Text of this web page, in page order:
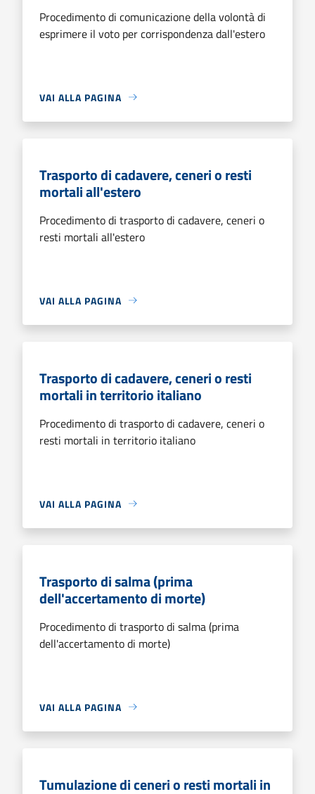
Procedimento di comunicazione della volontà di
esprimere il voto per corrispondenza dall'estero
VAI ALLA PAGINA
Trasporto di cadavere, ceneri o resti
mortali all'estero
Procedimento di trasporto di cadavere, ceneri o
resti mortali all'estero
VAI ALLA PAGINA
Trasporto di cadavere, ceneri o resti
mortali in territorio italiano
Procedimento di trasporto di cadavere, ceneri o
resti mortali in territorio italiano
VAI ALLA PAGINA
Trasporto di salma (prima
dell'accertamento di morte)
Procedimento di trasporto di salma (prima
dell'accertamento di morte)
VAI ALLA PAGINA
Tumulazione di ceneri o resti mortali in